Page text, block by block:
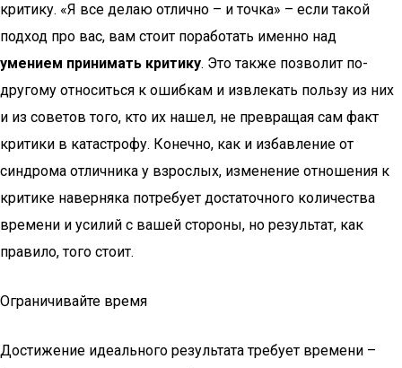
критику. «Я все делаю отлично – и точка» – если такой
подход про вас, вам стоит поработать именно над
умением принимать критику. Это также позволит по-
другому относиться к ошибкам и извлекать пользу из них
и из советов того, кто их нашел, не превращая сам факт
критики в катастрофу. Конечно, как и избавление от
синдрома отличника у взрослых, изменение отношения к
критике наверняка потребует достаточного количества
времени и усилий с вашей стороны, но результат, как
правило, того стоит.
Ограничивайте время
Достижение идеального результата требует времени –